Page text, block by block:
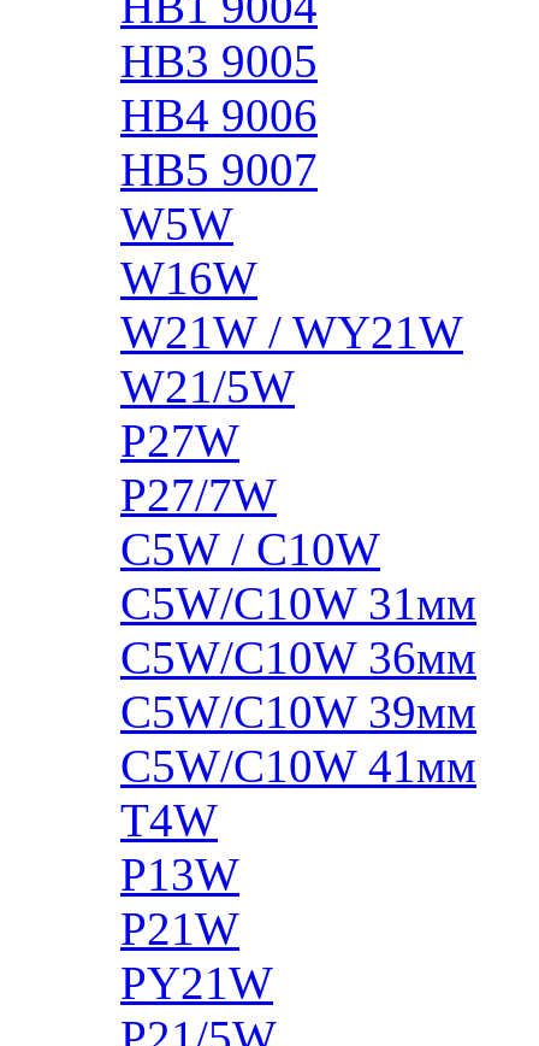
HB3 9005
HB4 9006
HB5 9007
W5W
W16W
W21W / WY21W
W21/5W
P27W
P27/7W
C5W / C10W
C5W/C10W 31мм
C5W/C10W 36мм
C5W/C10W 39мм
C5W/C10W 41мм
T4W
P13W
P21W
PY21W